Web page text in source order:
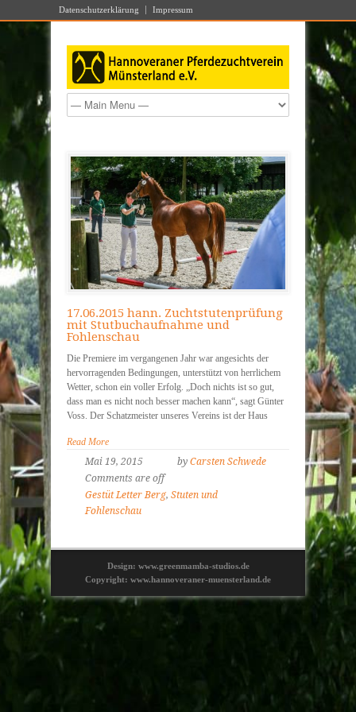
Datenschutzerklärung Impressum
17.06.2015 hann. Zuchtstutenprüfung
mit Stutbuchaufnahme und
Fohlenschau
Die Premiere im vergangenen Jahr war angesichts der
hervorragenden Bedingungen, unterstützt von herrlichem
Wetter, schon ein voller Erfolg. „Doch nichts ist so gut,
dass man es nicht noch besser machen kann“, sagt Günter
Voss. Der Schatzmeister unseres Vereins ist der Haus
Read More
Mai 19, 2015
by Carsten Schwede
Comments are off
Gestüt Letter Berg, Stuten und
Fohlenschau
Design: www.greenmamba-studios.de
Copyright: www.hannoveraner-muensterland.de